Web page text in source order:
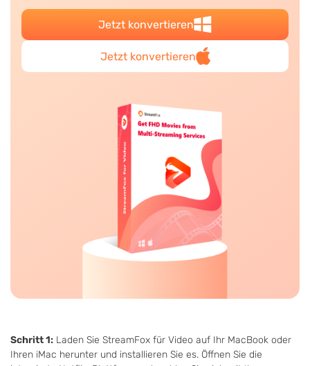
Jetzt konvertieren
Jetzt konvertieren
Schritt 1: Laden Sie StreamFox für Video auf Ihr MacBook oder
Ihren iMac herunter und installieren Sie es. Öffnen Sie die